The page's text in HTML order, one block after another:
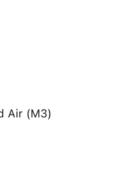
Air (M3)